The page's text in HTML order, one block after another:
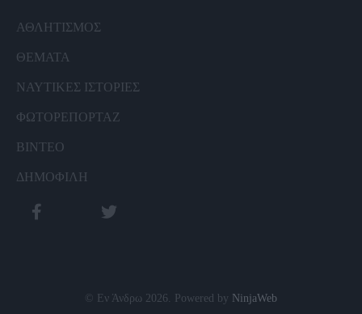
ΑΘΛΗΤΙΣΜΟΣ
ΘΕΜΑΤΑ
ΝΑΥΤΙΚΕΣ ΙΣΤΟΡΙΕΣ
ΦΩΤΟΡΕΠΟΡΤΑΖ
ΒΙΝΤΕΟ
ΔΗΜΟΦΙΛΗ
© Εν Άνδρω 2026. Powered by NinjaWeb